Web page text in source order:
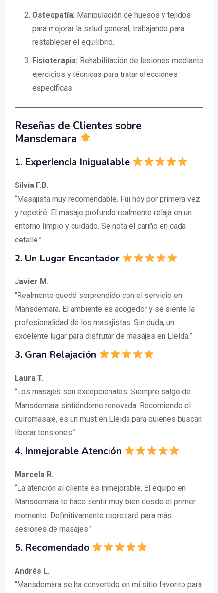
Osteopatía: Manipulación de huesos y tejidos
para mejorar la salud general, trabajando para
restablecer el equilibrio.
Fisioterapia: Rehabilitación de lesiones mediante
ejercicios y técnicas para tratar afecciones
específicas.
Reseñas de Clientes sobre
Mansdemara
1. Experiencia Inigualable
Silvia F.B.
“Masajista muy recomendable. Fui hoy por primera vez
y repetiré. El masaje profundo realmente relaja en un
entorno limpio y cuidado. Se nota el cariño en cada
detalle.”
2. Un Lugar Encantador
Javier M.
“Realmente quedé sorprendido con el servicio en
Mansdemara. El ambiente es acogedor y se siente la
profesionalidad de los masajistas. Sin duda, un
excelente lugar para disfrutar de masajes en Lleida.”
3. Gran Relajación
Laura T.
“Los masajes son excepcionales. Siempre salgo de
Mansdemara sintiéndome renovada. Recomiendo el
quiromasaje, es un must en Lleida para quienes buscan
liberar tensiones.”
4. Inmejorable Atención
Marcela R.
“La atención al cliente es inmejorable. El equipo en
Mansdemara te hace sentir muy bien desde el primer
momento. Definitivamente regresaré para más
sesiones de masajes.”
5. Recomendado
Andrés L.
“Mansdemara se ha convertido en mi sitio favorito para